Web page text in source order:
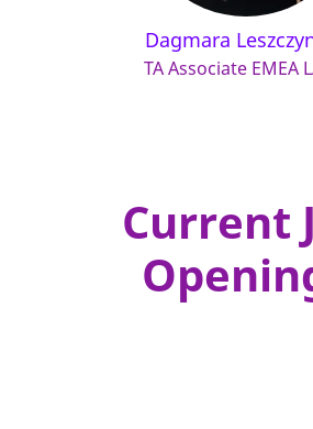
Dagmara
TA Associate EMEA
Current